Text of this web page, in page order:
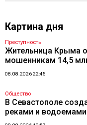
Картина дня
Преступность
Жительница Крыма
мошенникам 14,5
08.08.2026 22:45
Общество
В Севастополе
реками и водоемами